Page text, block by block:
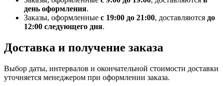
день оформления.
Заказы, оформленные с 19:00 до 21:00, доставляются до
12:00 следующего дня.
Доставка и получение заказа
Выбор даты, интервалов и окончательной стоимости доставки
уточняется менеджером при оформлении заказа.